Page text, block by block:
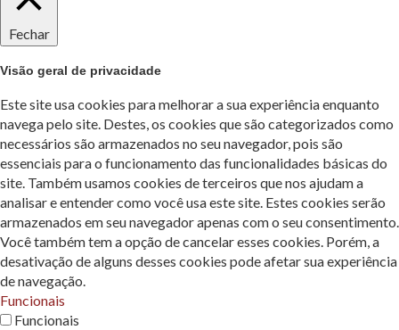
Fechar
Visão geral de privacidade
Este site usa cookies para melhorar a sua experiência enquanto
navega pelo site. Destes, os cookies que são categorizados como
necessários são armazenados no seu navegador, pois são
essenciais para o funcionamento das funcionalidades básicas do
site. Também usamos cookies de terceiros que nos ajudam a
analisar e entender como você usa este site. Estes cookies serão
armazenados em seu navegador apenas com o seu consentimento.
Você também tem a opção de cancelar esses cookies. Porém, a
desativação de alguns desses cookies pode afetar sua experiência
de navegação.
Funcionais
Funcionais